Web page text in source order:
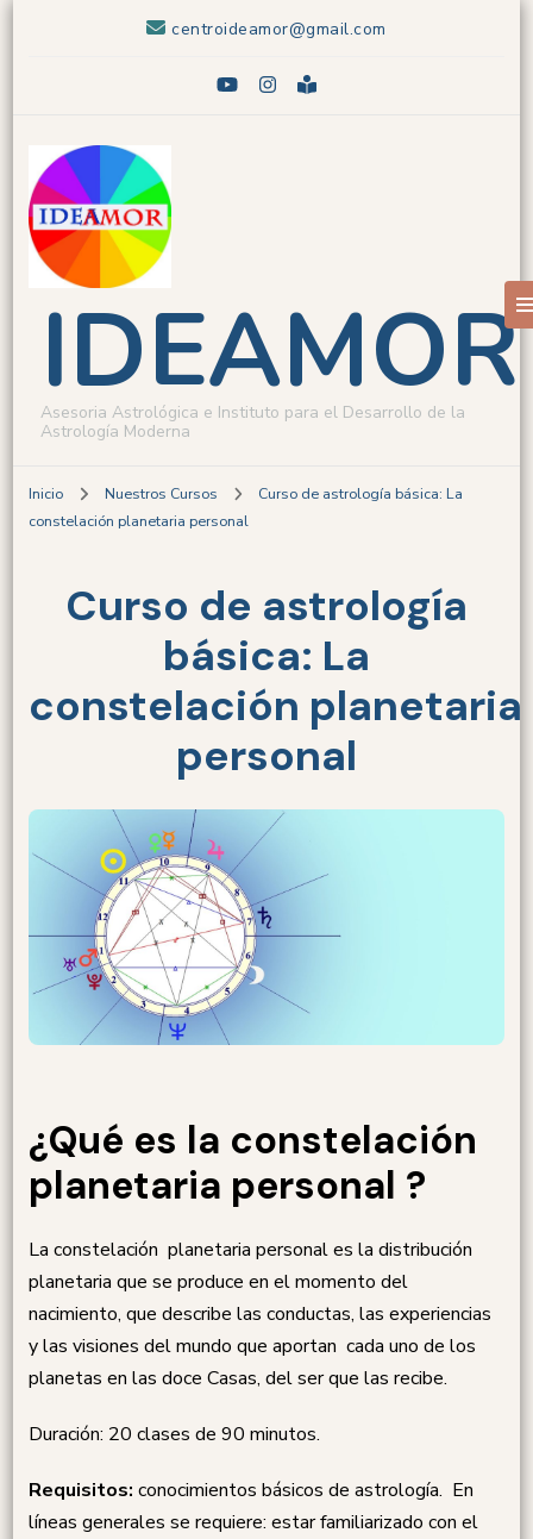
centroideamor@gmail.com
IDEAMOR
Asesoria Astrológica e Instituto para el Desarrollo de la
Astrología Moderna
Inicio Nuestros Cursos
Curso de astrología básica: La
constelación planetaria personal
Curso de astrología
básica: La
constelación planetaria
personal
¿Qué es la constelación
planetaria personal ?
La constelación planetaria personal es la distribución
planetaria que se produce en el momento del
nacimiento, que describe las conductas, las experiencias
y las visiones del mundo que aportan cada uno de los
planetas en las doce Casas, del ser que las recibe.
Duración: 20 clases de 90 minutos.
Requisitos: conocimientos básicos de astrología. En
líneas generales se requiere: estar familiarizado con el